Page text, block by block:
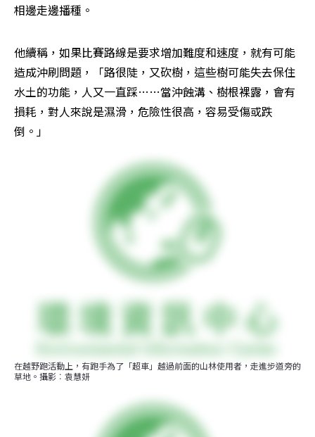
相邊走邊播種。
他續稱，如果比賽路線是要求增加難度和速度，就有可能
造成沖刷問題，「路很陡，又砍樹，這些樹可能失去保住
水土的功能，人又一直踩……當沖蝕溝、樹根裸露，會有
損耗，對人來說是濕滑，危險性很高，容易受傷或跌
倒。」
在越野跑活動上，有跑手為了「超車」越過前面的山林使用者，走進步道旁的
草地。攝影︰袁慧妍